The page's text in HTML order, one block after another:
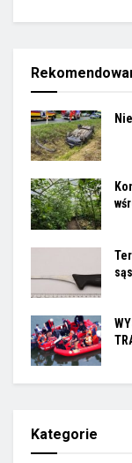
Kategorie